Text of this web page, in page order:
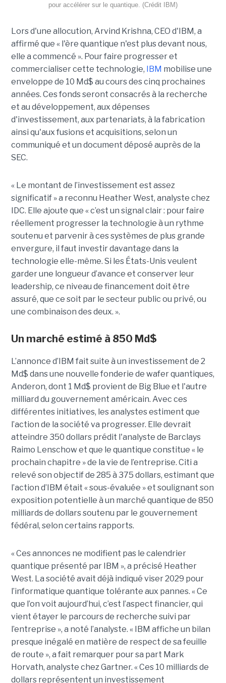
pour accélérer sur le quantique. (Crédit IBM)
Lors d'une allocution, Arvind Krishna, CEO d'IBM, a
affirmé que « l'ère quantique n'est plus devant nous,
elle a commencé ». Pour faire progresser et
commercialiser cette technologie, IBM mobilise une
enveloppe de 10 Md$ au cours des cinq prochaines
années. Ces fonds seront consacrés à la recherche
et au développement, aux dépenses
d'investissement, aux partenariats, à la fabrication
ainsi qu'aux fusions et acquisitions, selon un
communiqué et un document déposé auprès de la
SEC.
« Le montant de l’investissement est assez
significatif » a reconnu Heather West, analyste chez
IDC. Elle ajoute que « c’est un signal clair : pour faire
réellement progresser la technologie à un rythme
soutenu et parvenir à ces systèmes de plus grande
envergure, il faut investir davantage dans la
technologie elle-même. Si les États-Unis veulent
garder une longueur d’avance et conserver leur
leadership, ce niveau de financement doit être
assuré, que ce soit par le secteur public ou privé, ou
une combinaison des deux. ».
Un marché estimé à 850 Md$
L’annonce d’IBM fait suite à un investissement de 2
Md$ dans une nouvelle fonderie de wafer quantiques,
Anderon, dont 1 Md$ provient de Big Blue et l'autre
milliard du gouvernement américain. Avec ces
différentes initiatives, les analystes estiment que
l’action de la société va progresser. Elle devrait
atteindre 350 dollars prédit l'analyste de Barclays
Raimo Lenschow et que le quantique constitue « le
prochain chapitre » de la vie de l’entreprise. Citi a
relevé son objectif de 285 à 375 dollars, estimant que
l’action d’IBM était « sous-évaluée » et soulignant son
exposition potentielle à un marché quantique de 850
milliards de dollars soutenu par le gouvernement
fédéral, selon certains rapports.
« Ces annonces ne modifient pas le calendrier
quantique présenté par IBM », a précisé Heather
West. La société avait déjà indiqué viser 2029 pour
l’informatique quantique tolérante aux pannes. « Ce
que l’on voit aujourd’hui, c’est l’aspect financier, qui
vient étayer le parcours de recherche suivi par
l’entreprise », a noté l’analyste. « IBM affiche un bilan
presque inégalé en matière de respect de sa feuille
de route », a fait remarquer pour sa part Mark
Horvath, analyste chez Gartner. « Ces 10 milliards de
dollars représentent un investissement